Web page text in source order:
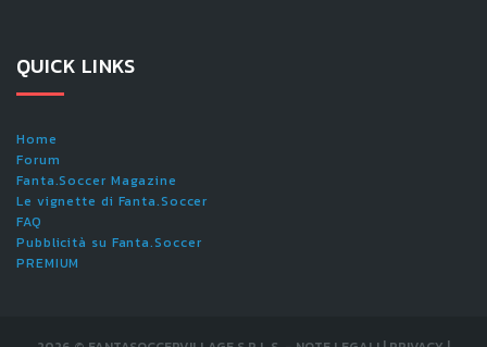
QUICK LINKS
Home
Forum
Fanta.Soccer Magazine
Le vignette di Fanta.Soccer
FAQ
Pubblicità su Fanta.Soccer
PREMIUM